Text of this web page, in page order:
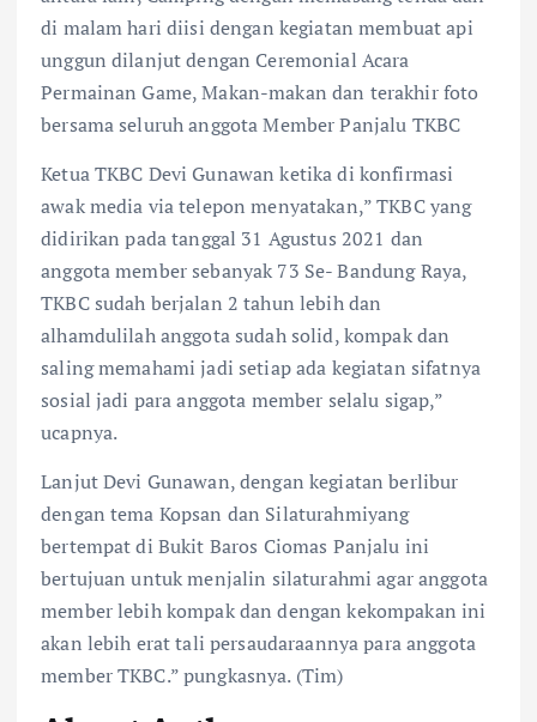
di malam hari diisi dengan kegiatan membuat api
unggun dilanjut dengan Ceremonial Acara
Permainan Game, Makan-makan dan terakhir foto
bersama seluruh anggota Member Panjalu TKBC
Ketua TKBC Devi Gunawan ketika di konfirmasi
awak media via telepon menyatakan,” TKBC yang
didirikan pada tanggal 31 Agustus 2021 dan
anggota member sebanyak 73 Se- Bandung Raya,
TKBC sudah berjalan 2 tahun lebih dan
alhamdulilah anggota sudah solid, kompak dan
saling memahami jadi setiap ada kegiatan sifatnya
sosial jadi para anggota member selalu sigap,”
ucapnya.
Lanjut Devi Gunawan, dengan kegiatan berlibur
dengan tema Kopsan dan Silaturahmiyang
bertempat di Bukit Baros Ciomas Panjalu ini
bertujuan untuk menjalin silaturahmi agar anggota
member lebih kompak dan dengan kekompakan ini
akan lebih erat tali persaudaraannya para anggota
member TKBC.” pungkasnya. (Tim)